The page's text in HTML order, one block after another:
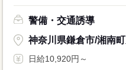
警備・交通誘導
神奈川県鎌倉市/湘南
日給10,920円～